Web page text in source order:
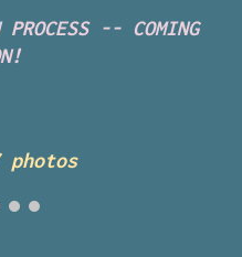
PROCESS -- COMING